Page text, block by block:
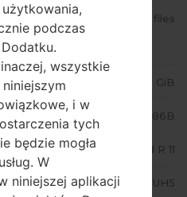
4 files
7.32 GiB
Samsung SM-N986B
Android R 11
N986BXXS3DUH5
podczas
wszystkie
i w
tych
będzie mogła
W
niniejszej aplikacji